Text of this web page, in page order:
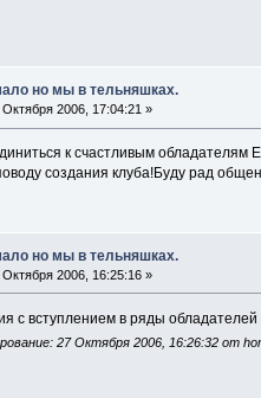
но мы в тельняшках.
Октября 2006, 17:04:21 »
к счастливым обладателям
создания клуба!Буду рад
но мы в тельняшках.
Октября 2006, 16:25:16 »
с вступлением в ряды обладателей
27 Октября 2006, 16:26:32 от